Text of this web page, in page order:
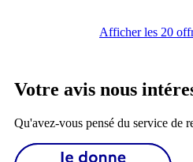
Afficher les 20
Votre avis nous
Qu'avez-vous pensé du service de